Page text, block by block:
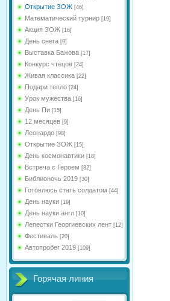
Открытие ЗОЖ [46]
Математический турнир [19]
Акция ЗОЖ [16]
День снега [9]
Выставка Бажова [17]
Конкурс чтецов [24]
Живая классика [22]
Подари тепло [24]
Урок мужества [16]
День Пи [15]
12 месяцев [9]
Леонардо [98]
Открытие ЗОЖ [15]
День космонавтики [18]
Встреча с Героем [82]
Библионочь 2019 [30]
Готовлюсь стать солдатом [44]
День науки [19]
День науки англ [10]
Лепестки Георгиевских лент [12]
Фестиваль [20]
Автопробег 2019 [109]
Горячая линия